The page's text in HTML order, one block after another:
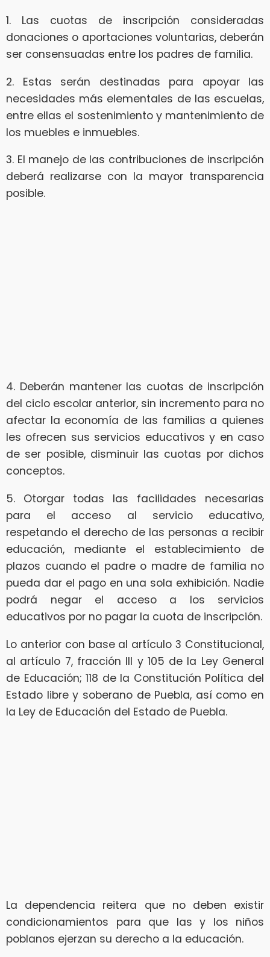
1. Las cuotas de inscripción consideradas
donaciones o aportaciones voluntarias, deberán
ser consensuadas entre los padres de familia.
2. Estas serán destinadas para apoyar las
necesidades más elementales de las escuelas,
entre ellas el sostenimiento y mantenimiento de
los muebles e inmuebles.
3. El manejo de las contribuciones de inscripción
deberá realizarse con la mayor transparencia
posible.
4. Deberán mantener las cuotas de inscripción
del ciclo escolar anterior, sin incremento para no
afectar la economía de las familias a quienes
les ofrecen sus servicios educativos y en caso
de ser posible, disminuir las cuotas por dichos
conceptos.
5. Otorgar todas las facilidades necesarias
para el acceso al servicio educativo,
respetando el derecho de las personas a recibir
educación, mediante el establecimiento de
plazos cuando el padre o madre de familia no
pueda dar el pago en una sola exhibición. Nadie
podrá negar el acceso a los servicios
educativos por no pagar la cuota de inscripción.
Lo anterior con base al artículo 3 Constitucional,
al artículo 7, fracción III y 105 de la Ley General
de Educación; 118 de la Constitución Política del
Estado libre y soberano de Puebla, así como en
la Ley de Educación del Estado de Puebla.
La dependencia reitera que no deben existir
condicionamientos para que las y los niños
poblanos ejerzan su derecho a la educación.